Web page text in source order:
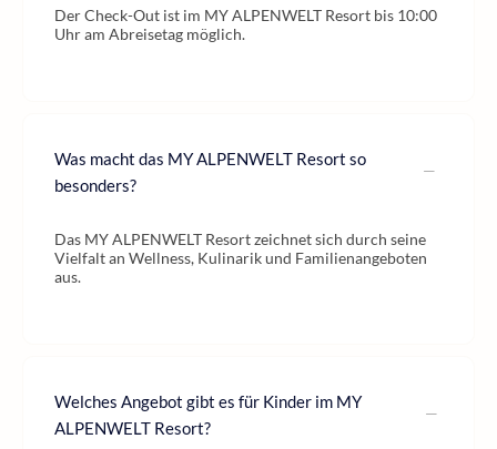
Der Check-Out ist im MY ALPENWELT Resort bis 10:00
Uhr am Abreisetag möglich.
Was macht das MY ALPENWELT Resort so
besonders?
Das MY ALPENWELT Resort zeichnet sich durch seine
Vielfalt an Wellness, Kulinarik und Familienangeboten
aus.
Welches Angebot gibt es für Kinder im MY
ALPENWELT Resort?